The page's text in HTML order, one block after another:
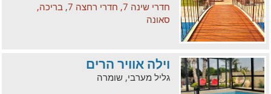
חדרי שינה 7, חדרי רחצה 7, בריכה,
סאונה
וילה אוויר הרים
גליל מערבי, שומרה